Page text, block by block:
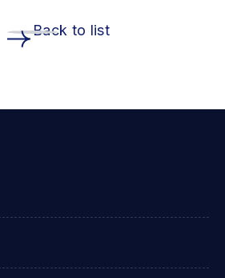
Back to list